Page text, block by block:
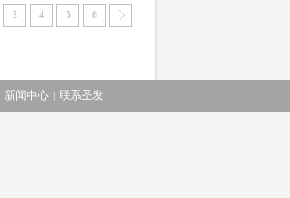
3 4 5 6
新闻中心 联系圣发